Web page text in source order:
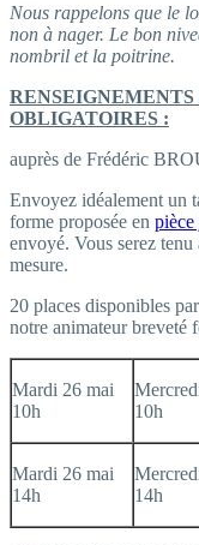
Nous rappelons que le
non à nager. Le bon
nombril et la poitrine.
OBLIGATOIRES :
auprès de Frédéric
Envoyez idéalement un
forme proposée en
envoyé. Vous serez tenu
mesure.
20 places disponibles
notre animateur breveté
Mardi 26 mai
10h
10h
Mardi 26 mai
14h
14h